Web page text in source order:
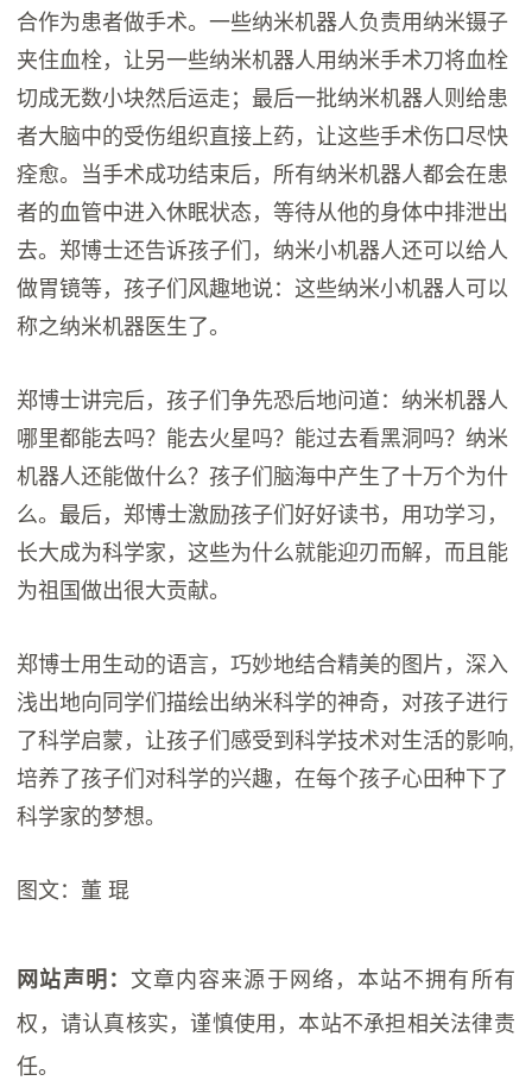
合作为患者做手术。一些纳米机器人负责用纳米镊子
夹住血栓，让另一些纳米机器人用纳米手术刀将血栓
切成无数小块然后运走；最后一批纳米机器人则给患
者大脑中的受伤组织直接上药，让这些手术伤口尽快
痊愈。当手术成功结束后，所有纳米机器人都会在患
者的血管中进入休眠状态，等待从他的身体中排泄出
去。郑博士还告诉孩子们，纳米小机器人还可以给人
做胃镜等，孩子们风趣地说：这些纳米小机器人可以
称之纳米机器医生了。
郑博士讲完后，孩子们争先恐后地问道：纳米机器人
哪里都能去吗？能去火星吗？能过去看黑洞吗？纳米
机器人还能做什么？孩子们脑海中产生了十万个为什
么。最后，郑博士激励孩子们好好读书，用功学习，
长大成为科学家，这些为什么就能迎刃而解，而且能
为祖国做出很大贡献。
郑博士用生动的语言，巧妙地结合精美的图片，深入
浅出地向同学们描绘出纳米科学的神奇，对孩子进行
了科学启蒙，让孩子们感受到科学技术对生活的影响,
培养了孩子们对科学的兴趣，在每个孩子心田种下了
科学家的梦想。
图文：董 琨
网站声明： 文章内容来源于网络，本站不拥有所有
权，请认真核实，谨慎使用，本站不承担相关法律责
任。